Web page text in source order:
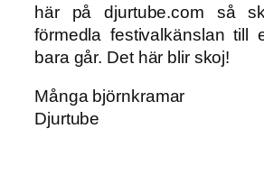
här på djurtube.com så
förmedla festivalkänslan till
bara går. Det här blir skoj!
Många björnkramar
Djurtube